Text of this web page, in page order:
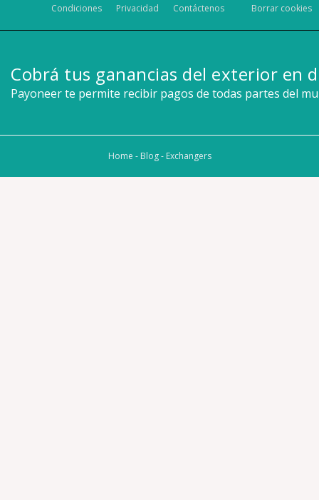
Borrar cookies
Contáctenos
Privacidad
Condiciones
Cobrá tus ganancias del exterior en
Payoneer te permite recibir pagos de todas partes del
Home - Blog- Exchangers